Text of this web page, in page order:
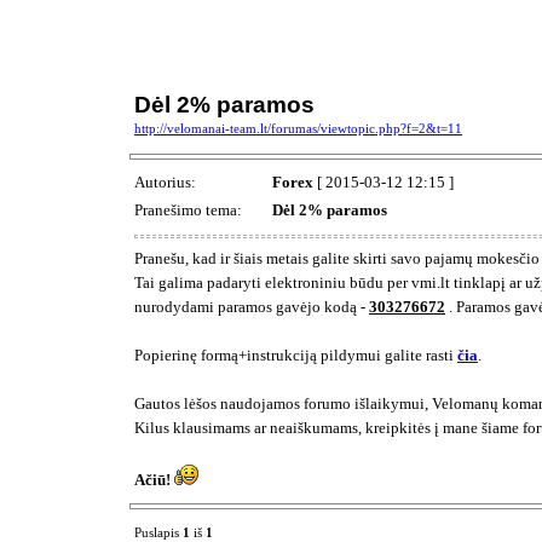
Dėl 2% paramos
http://velomanai-team.lt/forumas/viewtopic.php?f=2&t=11
Autorius: Forex [ 2015-03-12 12:15 ]
Pranešimo tema:
Dėl 2% paramos
Pranešu, kad ir šiais metais galite skirti savo pajamų
Tai galima padaryti elektroniniu būdu per vmi.lt tinklapį ar
nurodydami paramos gavėjo kodą - 303276672 . Paramos
Popierinę formą+instrukciją pildymui galite rasti čia
Gautos lėšos naudojamos forumo išlaikymui, Velomanų
Kilus klausimams ar neaiškumams, kreipkitės į mane šiame
Ačiū!
Puslapis 1 iš 1